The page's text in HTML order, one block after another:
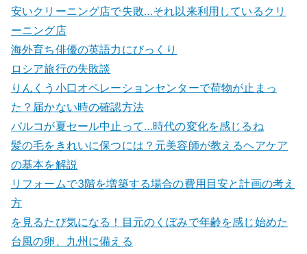
安いクリーニング店で失敗…それ以来利用しているクリ
ーニング店
海外育ち俳優の英語力にびっくり
ロシア旅行の失敗談
りんくう小口オペレーションセンターで荷物が止まっ
た？届かない時の確認方法
パルコが夏セール中止って…時代の変化を感じるね
髪の毛をきれいに保つには？元美容師が教えるヘアケア
の基本を解説
リフォームで3階を増築する場合の費用目安と計画の考え
方
を見るたび気になる！目元のくぼみで年齢を感じ始めた
台風の卵、九州に備える